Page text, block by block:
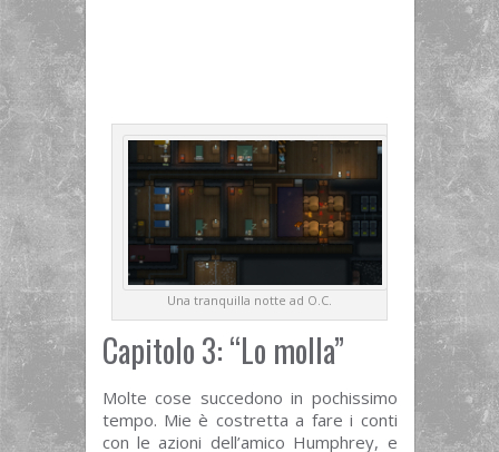
Una tranquilla notte ad O.C.
Capitolo 3: “Lo molla”
Molte cose succedono in pochissimo
tempo. Mie è costretta a fare i conti
con le azioni dell’amico Humphrey, e